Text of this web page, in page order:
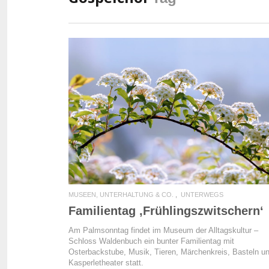
READ MORE
MUSEEN, UNTERHALTUNG & CO. UNTERWEGS
Familientag ‚Frühlingszwitschern‘
Am Palmsonntag findet im Museum der Alltagskultur –
Schloss Waldenbuch ein bunter Familientag mit
Osterbackstube, Musik, Tieren, Märchenkreis, Basteln
Kasperletheater statt.